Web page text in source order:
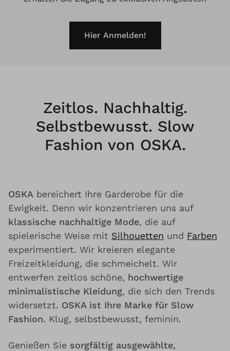
Hier Anmelden!
Zeitlos. Nachhaltig.
Selbstbewusst. Slow
Fashion von OSKA.
OSKA bereichert Ihre Garderobe für die
Ewigkeit. Denn wir konzentrieren uns auf
klassische nachhaltige Mode, die auf
spielerische Weise mit Silhouetten und Farben
experimentiert. Wir kreieren elegante
Freizeitkleidung, die schmeichelt. Wir
entwerfen zeitlos schöne, hochwertige
minimalistische Kleidung, die sich den Trends
widersetzt. OSKA ist Ihre Marke für Slow
Fashion. Klug, selbstbewusst, feminin.
Genießen Sie sorgfältig ausgewählte,